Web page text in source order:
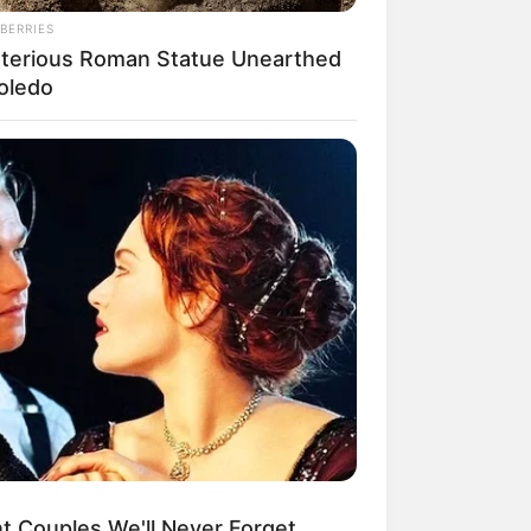
Roman Statue Unearthed